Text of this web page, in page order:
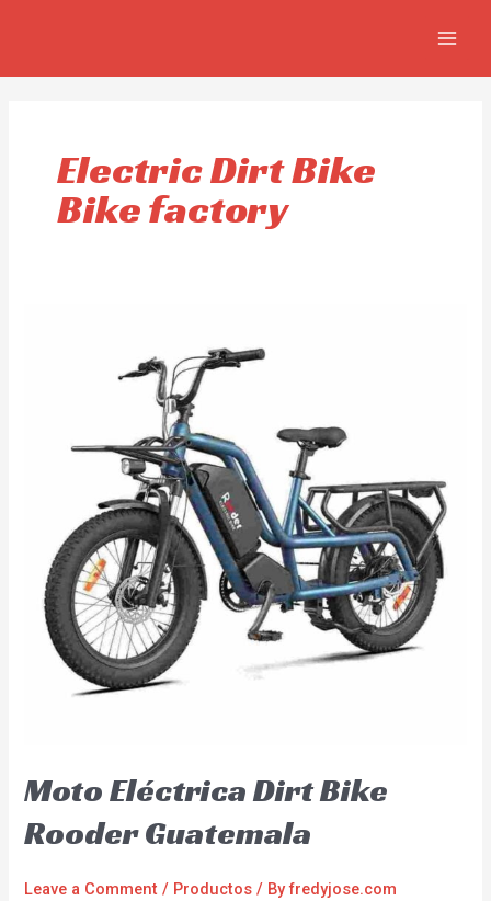
Electric Dirt Bike
Bike factory
Moto Eléctrica Dirt Bike
Rooder Guatemala
Leave a Comment / Productos / Byfredyjose.com